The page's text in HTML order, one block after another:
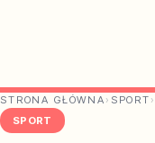
STRONA GŁÓWNA › SPORT ›
SPORT